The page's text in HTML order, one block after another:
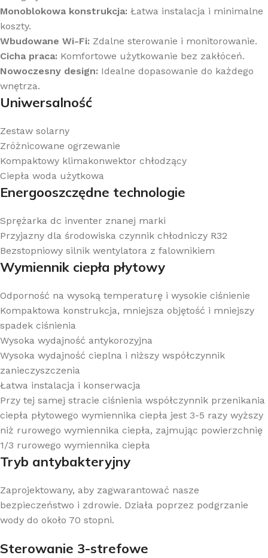
Monoblokowa konstrukcja: Łatwa instalacja i minimalne
koszty.
Wbudowane Wi-Fi: Zdalne sterowanie i monitorowanie.
Cicha praca: Komfortowe użytkowanie bez zakłóceń.
Nowoczesny design: Idealne dopasowanie do każdego
wnętrza.
Uniwersalność
Zestaw solarny
Zróżnicowane ogrzewanie
Kompaktowy klimakonwektor chłodzący
Ciepła woda użytkowa
Energooszczędne technologie
Sprężarka dc inventer znanej marki
Przyjazny dla środowiska czynnik chłodniczy R32
Bezstopniowy silnik wentylatora z falownikiem
Wymiennik ciepła płytowy
Odporność na wysoką temperaturę i wysokie ciśnienie
Kompaktowa konstrukcja, mniejsza objętość i mniejszy
spadek ciśnienia
Wysoka wydajność antykorozyjna
Wysoka wydajność cieplna i niższy współczynnik
zanieczyszczenia
Łatwa instalacja i konserwacja
Przy tej samej stracie ciśnienia współczynnik przenikania
ciepła płytowego wymiennika ciepła jest 3-5 razy wyższy
niż rurowego wymiennika ciepła, zajmując powierzchnię
1/3 rurowego wymiennika ciepła
Tryb antybakteryjny
Zaprojektowany, aby zagwarantować nasze
bezpieczeństwo i zdrowie. Działa poprzez podgrzanie
wody do około 70 stopni.
Sterowanie 3-strefowe